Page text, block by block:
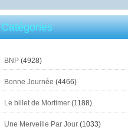
Catégories
BNP(4928)
Bonne Journée (4466)
Le billet de Mortimer(1188)
Une Merveille Par Jour(1033)